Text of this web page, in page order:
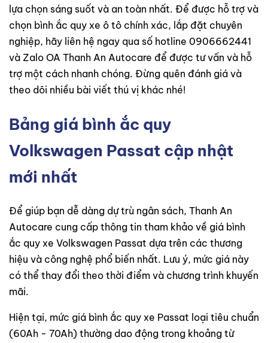
lựa chọn sáng suốt và an toàn nhất. Để được hỗ trợ và
chọn bình ắc quy xe ô tô chính xác, lắp đặt chuyên
nghiệp, hãy liên hệ ngay qua số hotline 0906662441
và Zalo OA Thanh An Autocare để được tư vấn và hỗ
trợ một cách nhanh chóng. Đừng quên đánh giá và
theo dõi nhiều bài viết thú vị khác nhé!
Bảng giá bình ắc quy
Volkswagen Passat cập nhật
mới nhất
Để giúp bạn dễ dàng dự trù ngân sách, Thanh An
Autocare cung cấp thông tin tham khảo về giá bình
ắc quy xe Volkswagen Passat dựa trên các thương
hiệu và công nghệ phổ biến nhất. Lưu ý, mức giá này
có thể thay đổi theo thời điểm và chương trình khuyến
mãi.
Hiện tại, mức giá bình ắc quy xe Passat loại tiêu chuẩn
(60Ah - 70Ah) thường dao động trong khoảng từ